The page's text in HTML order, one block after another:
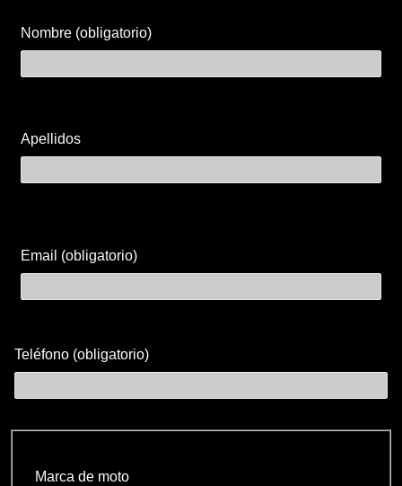
Nombre (obligatorio)
Apellidos
Email (obligatorio)
Teléfono (obligatorio)
Marca de moto